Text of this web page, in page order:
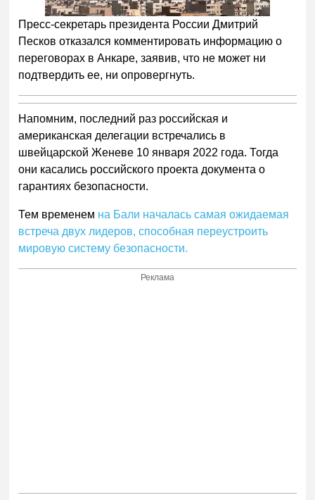
Пресс-секретарь президента России Дмитрий
Песков отказался комментировать информацию о
переговорах в Анкаре, заявив, что не может ни
подтвердить ее, ни опровергнуть.
Напомним, последний раз российская и
американская делегации встречались в
швейцарской Женеве 10 января 2022 года. Тогда
они касались российского проекта документа о
гарантиях безопасности.
Тем временем на Бали началась самая ожидаемая
встреча двух лидеров, способная переустроить
мировую систему безопасности.
Реклама